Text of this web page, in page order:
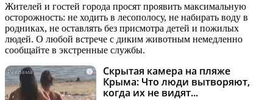
Жителей и гостей города просят проявить максимальную
осторожность: не ходить в лесополосу, не набирать воду в
родниках, не оставлять без присмотра детей и пожилых
людей. О любой встрече с диким животным немедленно
сообщайте в экстренные службы.
i
Скрытая камера на пляже
Крыма: Что люди вытворяют,
когда их не видят...